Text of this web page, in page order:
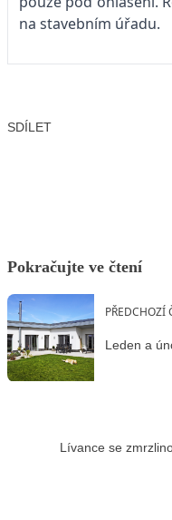
na stavebním úřadu.
SDÍLET
Pokračujte ve čtení
PŘEDCHOZÍ
Leden a
Lívance se